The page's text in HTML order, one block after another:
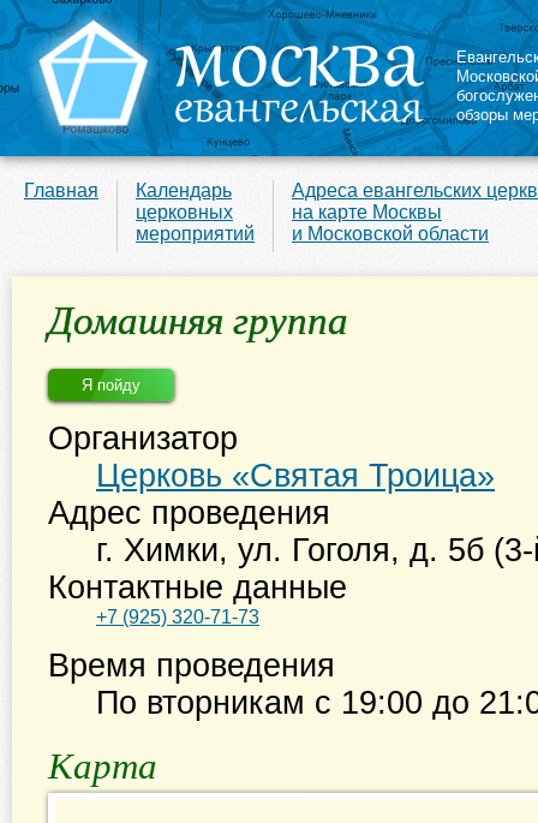
обзоры
Главная
Календарь
церковных
мероприятий
Адреса евангельских
на карте Москвы
и Московской области
Домашняя группа
Я пойду
Организатор
Церковь «Святая Троица»
Адрес проведения
г. Химки, ул. Гоголя, д. 5б
Контактные данные
+7 (925) 320-71-73
Время проведения
По вторникам с 19:00 до
Карта